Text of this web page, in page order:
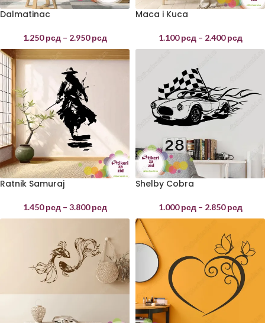
Dalmatinac
1.250рсд – 2.950рсд
Maca i Kuca
1.100рсд – 2.400рсд
Ratnik Samuraj
1.450рсд – 3.800рсд
Shelby Cobra
1.000рсд – 2.850рсд